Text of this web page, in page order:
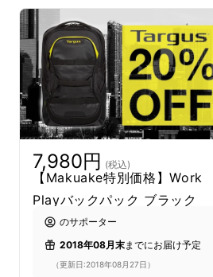
Targus「Work & Play
ジネスとライフスタイルをサ
コンセプトシリーズが登場
先行販売。
7,980円 (税込)
【Makuake特別価格】Work
Playバックパック ブラック
のサポーター
2018年08月末までにお届け予定
（更新日:2018年08月27日）